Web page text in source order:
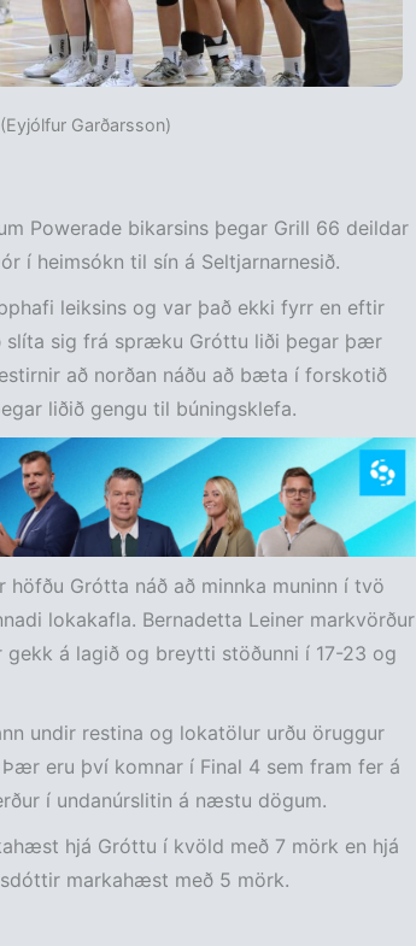
Garðarsson)
Powerade bikarsins þegar Grill 66 deildar
í heimsókn til sín á Seltjarnarnesið.
leiksins og var það ekki fyrr en eftir
slíta sig frá spræku Gróttu liði þegar þær
að norðan náðu að bæta í forskotið
liðið gengu til búningsklefa.
höfðu Grótta náð að minnka muninn í tvö
lokakafla. Bernadetta Leiner markvörður
á lagið og breytti stöðunni í 17-23 og
undir restina og lokatölur urðu öruggur
eru því komnar í Final 4 sem fram fer á
í undanúrslitin á næstu dögum.
hjá Gróttu í kvöld með 7 mörk en hjá
markahæst með 5 mörk.